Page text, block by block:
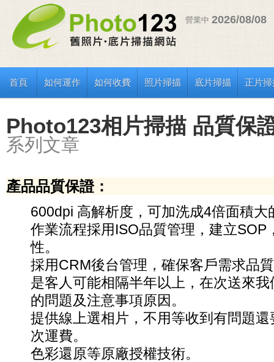
營業中 2026/08/08
首頁 如何運作 如何收費 照片掃描 底片掃描 正片
Photo123相片掃描 品質保
系列文章
產品品質保證：
600dpi 高解析度，可加洗成4倍面積大
作業流程採用ISO品質管理，建立SOP
性。
採用CRM後台管理，確保客戶需求品
是客人可能相隔半年以上，在次送來
的問題及注意事項原因。
提供線上選相片，不用等收到有問題
次運費。
色彩還原等原廠授權技術。